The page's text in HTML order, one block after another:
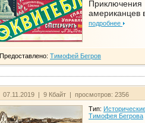
Приключения
американцев
подробнее
Предоставлено: Тимофей Бегров
07.11.2019 | 9 Кбайт | просмотров: 2356
Тип:
Тимофея Бегрова